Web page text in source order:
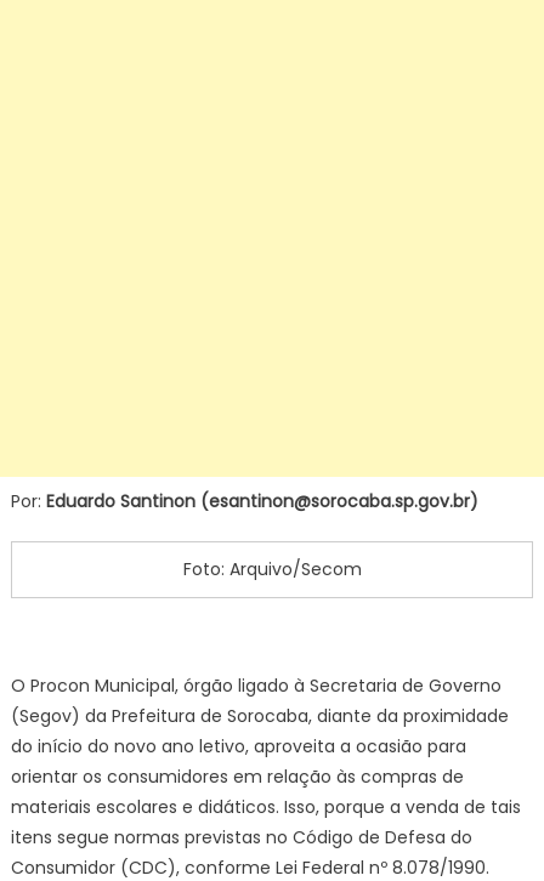
Por: Eduardo Santinon (esantinon@sorocaba.sp.gov.br)
Foto: Arquivo/Secom
O Procon Municipal, órgão ligado à Secretaria de Governo
(Segov) da Prefeitura de Sorocaba, diante da proximidade
do início do novo ano letivo, aproveita a ocasião para
orientar os consumidores em relação às compras de
materiais escolares e didáticos. Isso, porque a venda de tais
itens segue normas previstas no Código de Defesa do
Consumidor (CDC), conforme Lei Federal nº 8.078/1990.